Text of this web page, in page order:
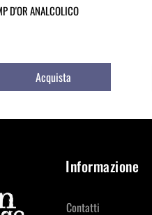
D'OR ANALCOLICO
Acquista
Informazione
Contatti